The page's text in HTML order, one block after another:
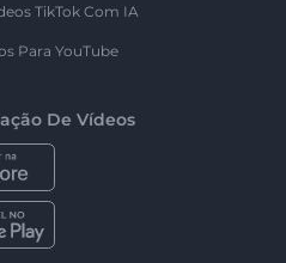
TikTok Com IA
Para YouTube
De Vídeos